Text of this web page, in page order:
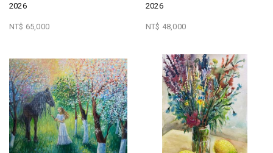
2026
NT$ 65,000
2026
NT$ 48,000